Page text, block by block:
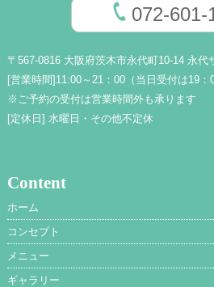
072-601-
〒567-0816 大阪府茨木市永代町10-14 永代
[営業時間] 11:00～21：00（当日受付は19：
※ご予約の受付は営業時間外も承ります
[定休日] 水曜日・その他不定休
Content
ホーム
コンセプト
メニュー
ギャラリー